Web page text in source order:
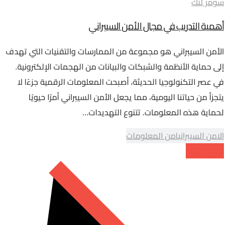
أهمية التدريب في مجال الأمن السيبراني
الأمن السيبراني هو مجموعة من الممارسات والتقنيات التي تهدف
إلى حماية الأنظمة والشبكات والبيانات من الهجمات الإلكترونية.
في عصر التكنولوجيا الحديثة، أصبحت المعلومات الرقمية جزءًا لا
يتجزأ من حياتنا اليومية، مما يجعل الأمن السيبراني أمرًا حيويًا
لحماية هذه المعلومات. تتنوع التهديدات…
الامن السيبرانيامن المعلومات